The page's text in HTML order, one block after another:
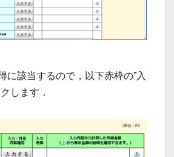
に該当するので，以下赤枠の”入
します．